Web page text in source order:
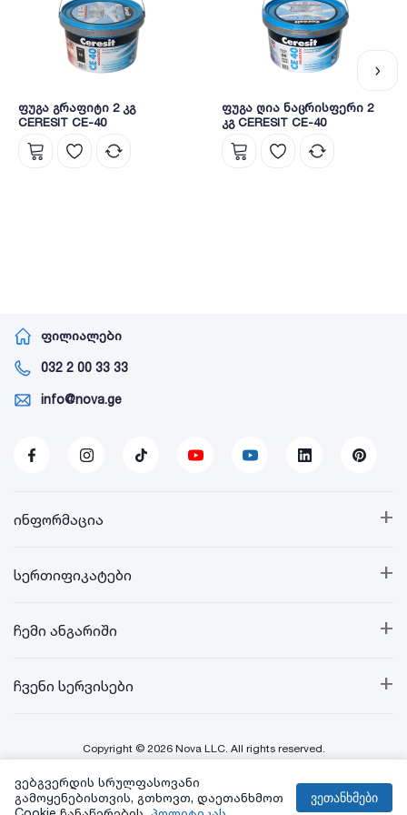
ფუგა გრაფიტი 2 კგ
CERESIT CE-40
ფუგა ღია ნაცრისფერი 2
კგ CERESIT CE-40
ფილიალები
032 2 00 33 33
info@nova.ge
+
ინფორმაცია
+
სერთიფიკატები
+
ჩემი ანგარიში
+
ჩვენი სერვისები
Copyright © 2026 Nova LLC. All rights reserved.
Created By:
ვებგვერდის სრულფასოვანი
გამოყენებისთვის, გთხოვთ, დაეთანხმოთ
ვეთანხმები